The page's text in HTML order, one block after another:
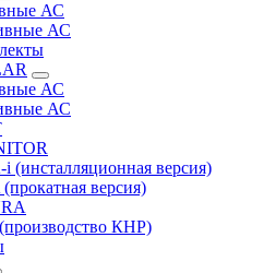
АС
АС
АС
АС
(инсталляционная версия)
версия)
КНР)